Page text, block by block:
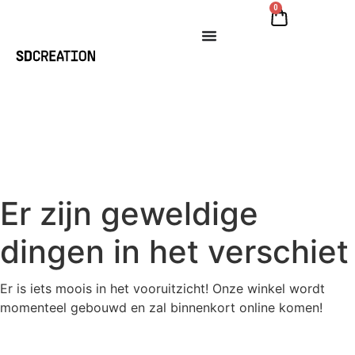
0
Er zijn geweldige
dingen in het verschiet
Er is iets moois in het vooruitzicht! Onze winkel wordt
momenteel gebouwd en zal binnenkort online komen!